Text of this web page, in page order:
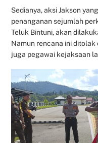
Sedianya, aksi Jakson
penanganan sejumlah
Teluk Bintuni, akan
Namun rencana ini
juga pegawai kejaksaan